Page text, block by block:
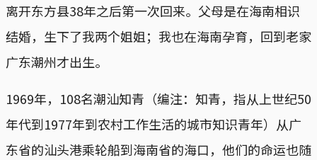
离开东方县38年之后第一次回来。父母是在海南相识
结婚，生下了我两个姐姐；我也在海南孕育，回到老家
广东潮州才出生。
1969年，108名潮汕知青（编注：知青，指从上世纪50
年代到1977年到农村工作生活的城市知识青年）从广
东省的汕头港乘轮船到海南省的海口，他们的命运也随